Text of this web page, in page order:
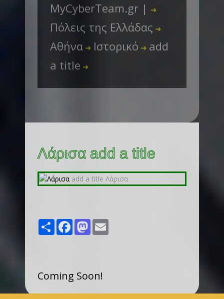
MyCyberTeam.gr | ➜
Πόλεις της Ελλάδας ➜
Αθήνα ➜ Ιστορικό ➜ add
a title ➜
Λάρισα add a title
Share FacebookMastodon
Coming Soon!